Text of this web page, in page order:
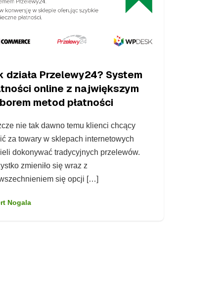
działa Przelewy24? System
online z największym
metod płatności
nie tak dawno temu klienci chcący
za towary w sklepach internetowych
dokonywać tradycyjnych przelewów.
zmieniło się wraz z
się opcji […]
Nogala